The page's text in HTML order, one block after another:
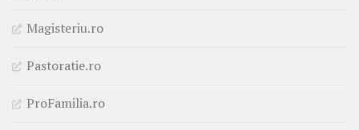
Magisteriu.ro
Pastoratie.ro
ProFamilia.ro